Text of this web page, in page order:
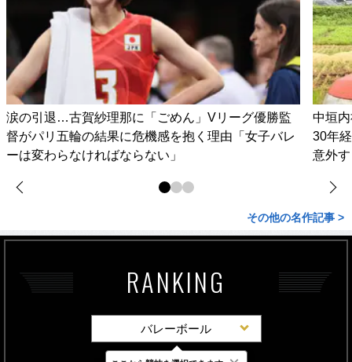
涙の引退…古賀紗理那に「ごめん」Vリーグ優勝監
督がパリ五輪の結果に危機感を抱く理由「女子バレ
ーは変わらなければならない」
中垣
30年
意外
その他の名作記事 >
RANKING
バレーボール